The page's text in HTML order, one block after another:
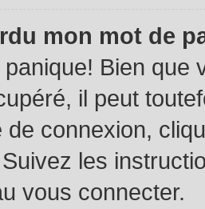
mon mot de
panique! Bien que
il peut
de connexion,
les
vous connecter.